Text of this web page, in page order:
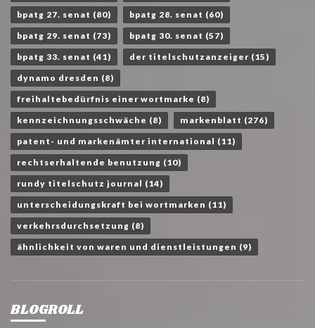
bpatg 27. senat (80) bpatg 28. senat (60)
bpatg 29. senat (73) bpatg 30. senat (57)
bpatg 33. senat (41) der titelschutzanzeiger (15)
dynamo dresden (8)
freihaltebedürfnis einer wortmarke (8)
kennzeichnungsschwäche (8) markenblatt (276)
patent- und markenämter international (11)
rechtserhaltende benutzung (10)
rundy titelschutz journal (14)
unterscheidungskraft bei wortmarken (11)
verkehrsdurchsetzung (8)
ähnlichkeit von waren und dienstleistungen (9)
BLOGROLL